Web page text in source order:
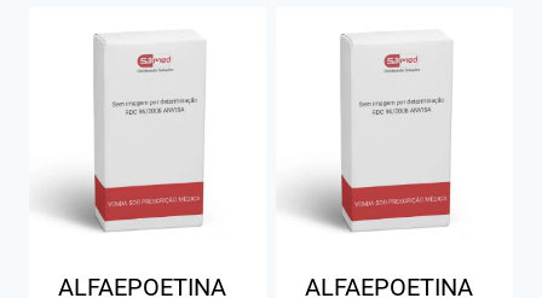
ALFAEPOETINA
ALFAEPOETINA